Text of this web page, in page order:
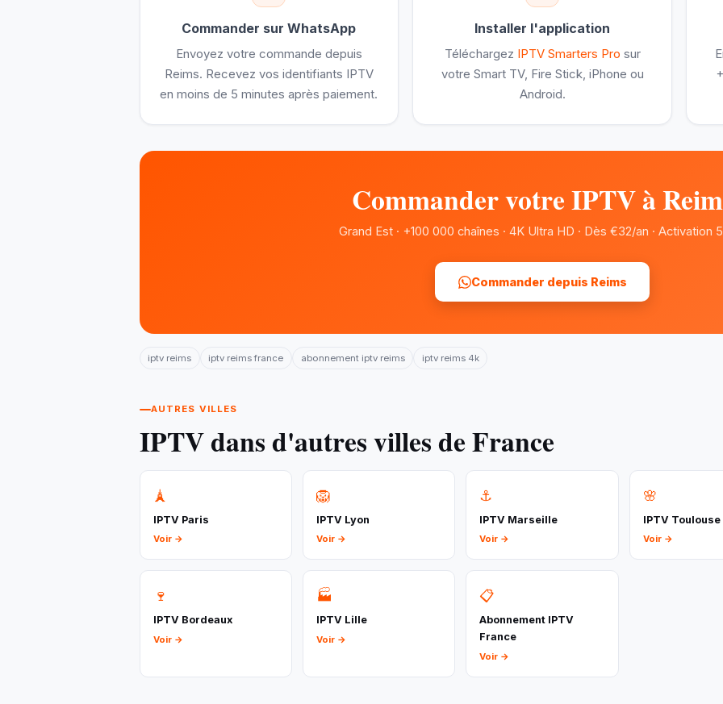
Commander sur WhatsApp
Envoyez votre commande depuis
Reims. Recevez vos identifiants IPTV
en moins de 5 minutes après paiement.
Installer l'application
Téléchargez IPTV Smarters Pro sur
votre Smart TV, Fire Stick, iPhone ou
Android.
Commander votre IPTV à
Grand Est · +100 000 chaînes · 4K Ultra HD · Dès €32/an · Activation
Commander depuis Reims
iptv reims iptv reims france abonnement iptv reims iptv reims 4k
AUTRES VILLES
IPTV dans d'autres villes de France
🗼
IPTV Paris
Voir →
🦁
IPTV Lyon
Voir →
⚓
IPTV Marseille
Voir →
🌸
IPTV Toulouse
Voir →
🍷
IPTV Bordeaux
Voir →
🏭
IPTV Lille
Voir →
📋
Abonnement IPTV
France
Voir →